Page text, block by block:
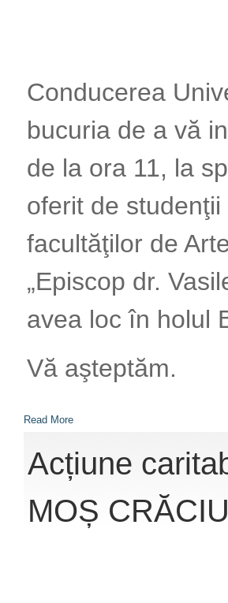
Conducerea
bucuria de a vă
de la ora 11, la
oferit de
facultăţilor de
„Episcop dr.
avea loc în holul
Vă aşteptăm.
Read More
Acțiune
MOȘ